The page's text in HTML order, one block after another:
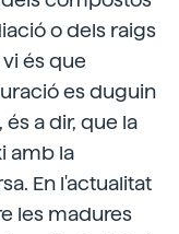
o dels raigs
és que
es duguin
a dir, que la
amb la
En l'actualitat
les madures